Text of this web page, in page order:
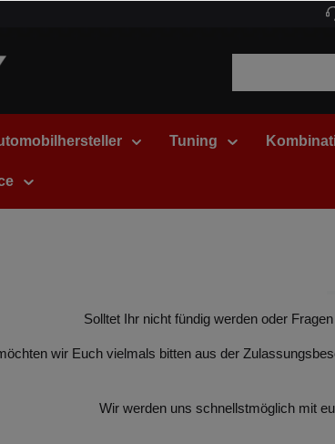
Tuning
Solltet Ihr nicht fündig werden oder
wir Euch vielmals bitten aus der
Wir werden uns schnellstmöglich mit